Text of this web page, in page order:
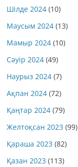
Шілде 2024 (10)
Маусым 2024 (13)
Мамыр 2024 (10)
Сәуір 2024 (49)
Наурыз 2024 (7)
Ақпан 2024 (72)
Қаңтар 2024 (79)
Желтоқсан 2023 (99)
Қараша 2023 (82)
Қазан 2023 (113)